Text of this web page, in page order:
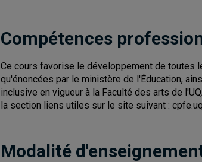
Compétences
Ce cours favorise le développement de
qu'énoncées par le ministère de l'Éducation,
inclusive en vigueur à la Faculté des arts de
la section liens utiles sur le site suivant :
Modalité